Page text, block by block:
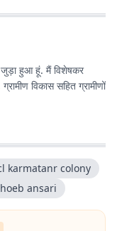
जुड़ा हुआ हूं. मैं विशेषकर
विकास सहित ग्रामीणों
karmatanr colony
ansari